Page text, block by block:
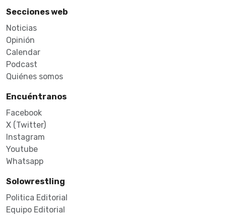
Secciones web
Noticias
Opinión
Calendar
Podcast
Quiénes somos
Encuéntranos
Facebook
X (Twitter)
Instagram
Youtube
Whatsapp
Solowrestling
Politica Editorial
Equipo Editorial